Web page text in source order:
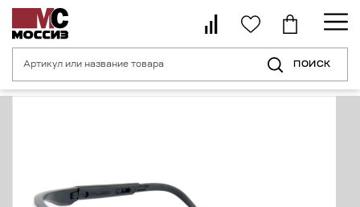
ПОИСК
Главная страница Средства индивидуальной защиты